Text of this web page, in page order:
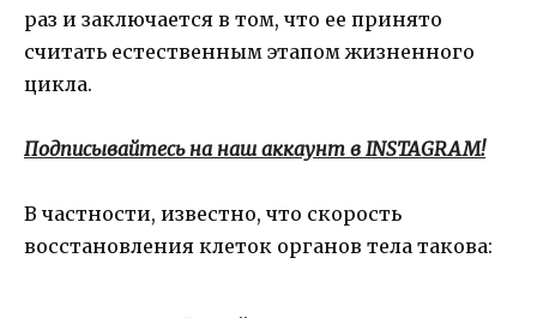
раз и заключается в том, что ее принято
считать естественным этапом жизненного
цикла.
Подписывайтесь на наш аккаунт в INSTAGRAM!
В частности, известно, что скорость
восстановления клеток органов тела такова: